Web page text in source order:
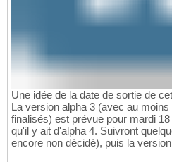
Une idée de la date de sortie de
La version alpha 3 (avec au
finalisés) est prévue pour mardi
qu'il y ait d'alpha 4. Suivront
encore non décidé), puis la